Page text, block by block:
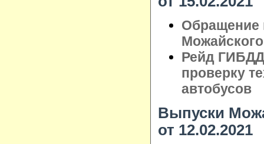
Обращение
Рейд
проверку
автобусов
Выпуски
от 12.02.2021